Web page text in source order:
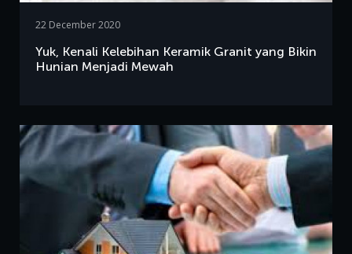
22 December 2020
Yuk, Kenali Kelebihan Keramik Granit yang Bikin
Hunian Menjadi Mewah